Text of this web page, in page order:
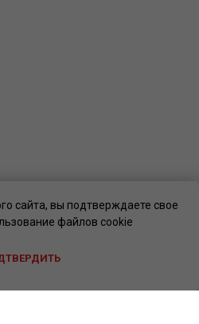
сайта, вы подтверждаете свое
файлов cookie